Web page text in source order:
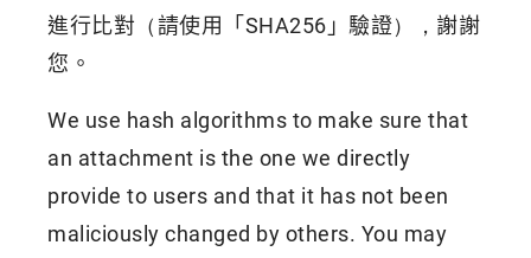
進行比對（請使用「SHA256」驗證），謝謝
您。
We use hash algorithms to make sure that
an attachment is the one we directly
provide to users and that it has not been
maliciously changed by others. You may